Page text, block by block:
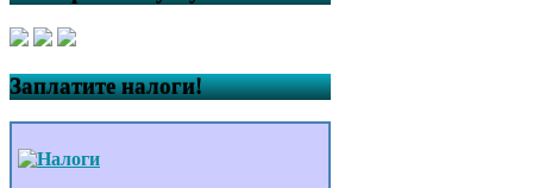
Заплатите налоги!